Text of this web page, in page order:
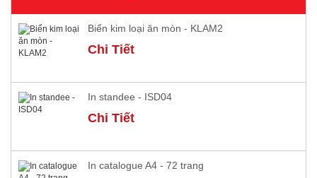
Biển kim loại ăn mòn - KLAM2
Chi Tiết
​In standee - ISD04
Chi Tiết
In catalogue A4 - 72 trang